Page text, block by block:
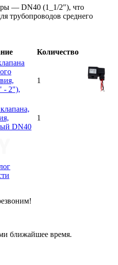
— DN40 (1_1/2"), что
трубопроводов среднего
Количество
- 2"),
1
DN40
1
ближайшее время.